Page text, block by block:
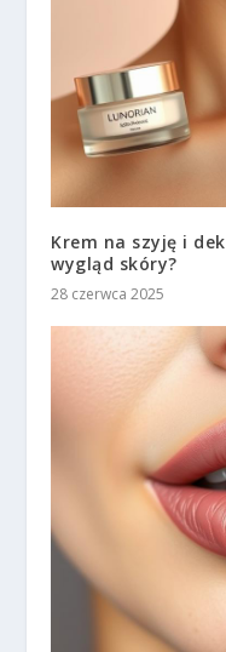
Krem na szyję i
wygląd skóry?
28 czerwca 2025